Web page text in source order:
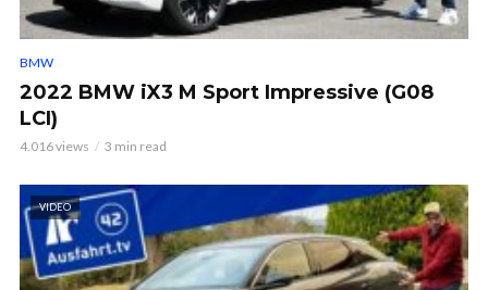
BMW
2022 BMW iX3 M Sport Impressive (G08
LCI)
4.016 views 3 min read
VIDEO